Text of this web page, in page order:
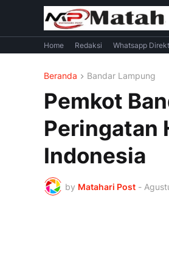
Home Redaksi Whatsapp
Beranda Bandar Lampung
Pemkot
Peringatan
Indonesia
by Matahari Post -